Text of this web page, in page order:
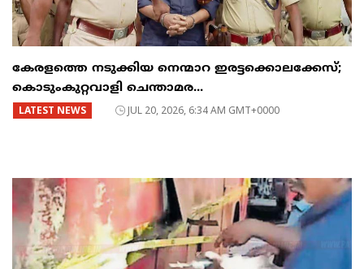
കേരളത്തെ നടുക്കിയ നെന്മാറ ഇരട്ടക്കൊലക്കേസ്;
കൊടുംകുറ്റവാളി ചെന്താമര...
LATEST NEWS JUL 20, 2026, 6:34 AM GMT+0000